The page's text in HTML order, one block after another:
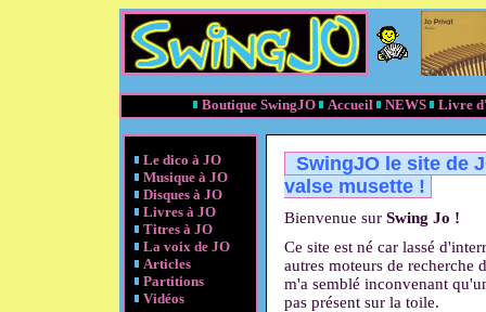
Boutique SwingJO Accueil NEWS Livre
Le dico à JO
Musique à JO
Disques à JO
Livres à JO
Titres à JO
La voix de JO
Articles
Partitions
Vidéos
SwingJO le site de
valse musette !
Bienvenue sur Swing Jo !
Ce site est né car lassé
autres moteurs de recherche
m'a semblé inconvenant
pas présent sur la toile.